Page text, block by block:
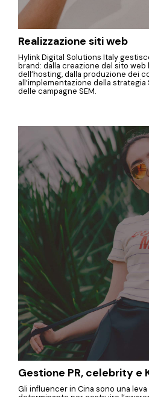
Realizzazione siti web
Hylink Digital Solutions Italy
brand: dalla creazione del sito web
dell’hosting, dalla produzione dei
all’implementazione della strategia
delle campagne SEM.
Gestione PR, celebrity e
Gli influencer in Cina sono una